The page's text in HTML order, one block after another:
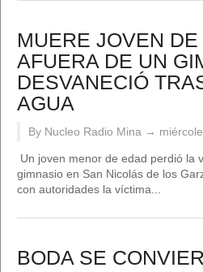
MUERE JOVEN
AFUERA DE UN
DESVANECIÓ
AGUA
By Nucleo Radio Mina →
Un joven menor de edad perdió la
gimnasio en San Nicolás de los
con autoridades la víctima...
BODA SE